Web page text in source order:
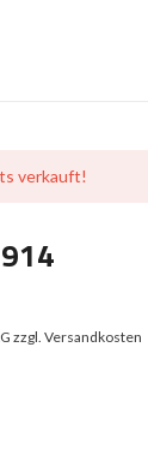
verkauft!
zzgl. Versandkosten